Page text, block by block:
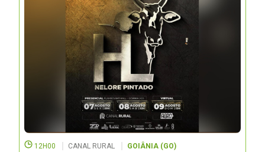
12H00 CANAL RURAL GOIÂNIA (GO)